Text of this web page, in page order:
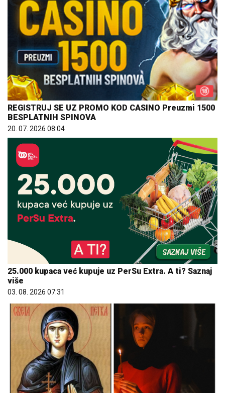
REGISTRUJ SE UZ PROMO KOD CASINO Preuzmi 1500
BESPLATNIH SPINOVA
20. 07. 2026 08:04
25.000 kupaca već kupuje uz PerSu Extra. A ti? Saznaj
više
03. 08. 2026 07:31